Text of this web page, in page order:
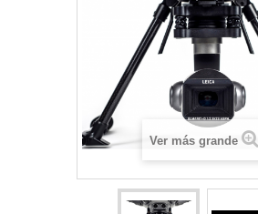
Ver más grande